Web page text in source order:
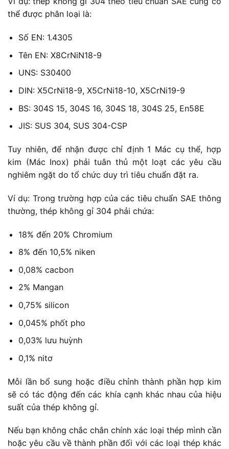
thể được phân loại là:
Số EN: 1.4305
Tên EN: X8CrNiN18-9
UNS: S30400
DIN: X5CrNi18-9, X5CrNi18-10, X5CrNi19-9
BS: 304S 15, 304S 16, 304S 18, 304S 25, En58E
JIS: SUS 304, SUS 304-CSP
Tuy nhiên, để nhận được chỉ định 1 Mác cụ thể, hợp
kim (Mác Inox) phải tuân thủ một loạt các yêu cầu
nghiêm ngặt do tổ chức duy trì tiêu chuẩn đặt ra.
Ví dụ: Trong trường hợp của các tiêu chuẩn SAE thông
thường, thép không gỉ 304 phải chứa:
18% đến 20% Chromium
8% đến 10,5% niken
0,08% cacbon
2% Mangan
0,75% silicon
0,045% phốt pho
0,03% lưu huỳnh
0,1% nitơ
Mỗi lần bổ sung hoặc điều chỉnh thành phần hợp kim
sẽ có tác động đến các khía cạnh khác nhau của hiệu
suất của thép không gỉ.
Nếu bạn không chắc chắn chính xác loại thép mình cần
hoặc yêu cầu về thành phần đối với các loại thép khác